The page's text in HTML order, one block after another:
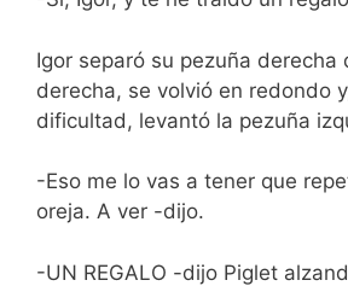
Igor separó su pezuña derecha
derecha, se volvió en redondo
dificultad, levantó la pezuña
-Eso me lo vas a tener que
oreja. A ver -dijo.
-UN REGALO -dijo Piglet